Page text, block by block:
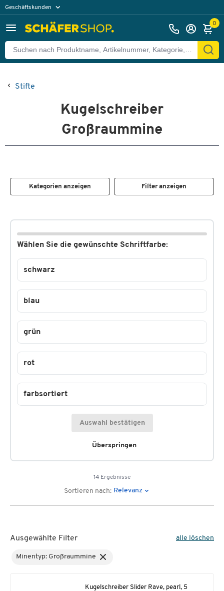
Geschäftskunden
0
Stifte
Kugelschreiber
Großraummine
Kategorien anzeigen Filter anzeigen
Wählen Sie die gewünschte Schriftfarbe:
Überspringen
schwarz
blau
grün
rot
farbsortiert
Auswahl bestätigen
14 Ergebnisse
Sortieren nach: Relevanz
Ausgewählte Filter alle löschen
Minentyp: Großraummine
Kugelschreiber Slider Rave, pearl, 5